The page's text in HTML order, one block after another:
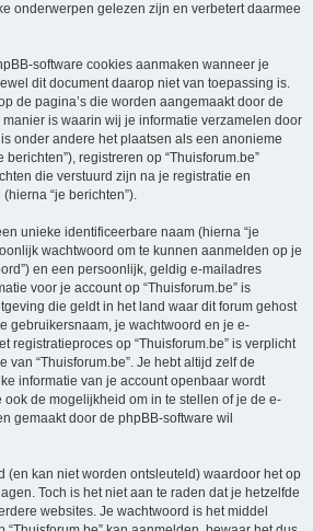
onderwerpen gelezen zijn en verbetert daarmee
software cookies aanmaken wanneer je
dit document daarop niet van toepassing is.
de pagina’s die worden aangemaakt door de
is waarin wij je informatie verzamelen door
onder andere het plaatsen als een anonieme
registreren op “Thuisforum.be”
die verstuurd zijn na je registratie en
“je berichten”).
unieke identificeerbare naam (hierna “je
wachtwoord om te kunnen aanmelden op je
en een persoonlijk, geldig e-mailadres
voor je account op “Thuisforum.be” is
die geldt in het land waar dit forum gehost
gebruikersnaam, je wachtwoord en je e-
registratieproces op “Thuisforum.be” is verplicht
van “Thuisforum.be”. Je hebt altijd zelf de
informatie van je account openbaar wordt
de mogelijkheid om in te stellen of je de e-
gemaakt door de phpBB-software wil
(en kan niet worden ontsleuteld) waardoor het op
Toch is het niet aan te raden dat je hetzelfde
websites. Je wachtwoord is het middel